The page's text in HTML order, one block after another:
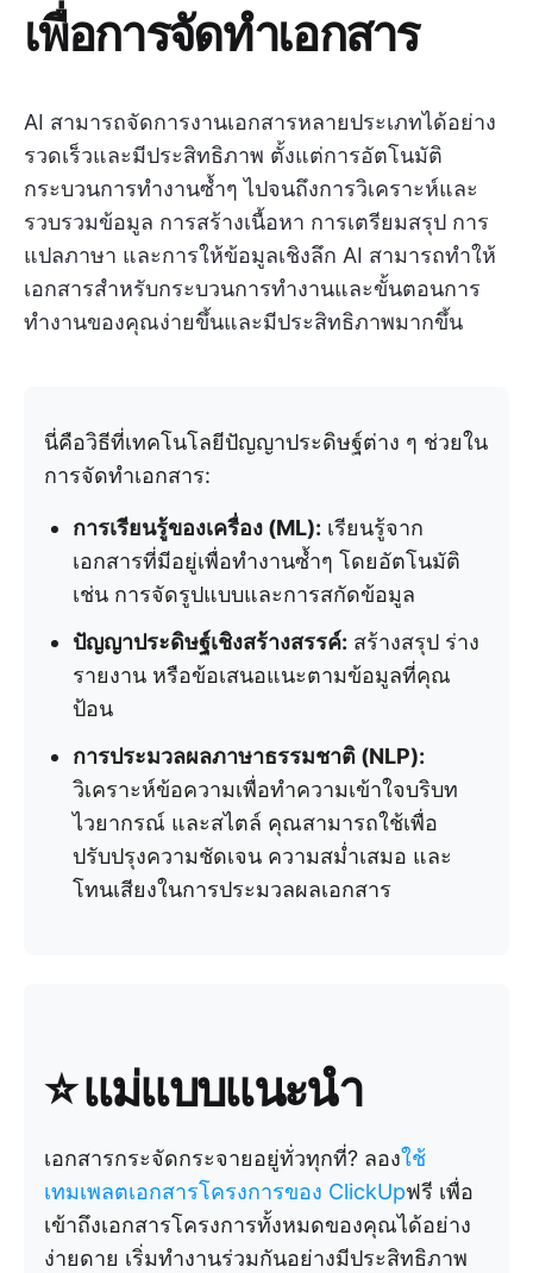
เพื่อการจัดทำเอกสาร
AI สามารถจัดการงานเอกสารหลายประเภทได้อย่าง
รวดเร็วและมีประสิทธิภาพ ตั้งแต่การอัตโนมัติ
กระบวนการทำงานซ้ำๆ ไปจนถึงการวิเคราะห์และ
รวบรวมข้อมูล การสร้างเนื้อหา การเตรียมสรุป การ
แปลภาษา และการให้ข้อมูลเชิงลึก AI สามารถทำให้
เอกสารสำหรับกระบวนการทำงานและขั้นตอนการ
ทำงานของคุณง่ายขึ้นและมีประสิทธิภาพมากขึ้น
นี่คือวิธีที่เทคโนโลยีปัญญาประดิษฐ์ต่าง ๆ ช่วยใน
การจัดทำเอกสาร:
การเรียนรู้ของเครื่อง (ML): เรียนรู้จาก
เอกสารที่มีอยู่เพื่อทำงานซ้ำๆ โดยอัตโนมัติ
เช่น การจัดรูปแบบและการสกัดข้อมูล
ปัญญาประดิษฐ์เชิงสร้างสรรค์: สร้างสรุป ร่าง
รายงาน หรือข้อเสนอแนะตามข้อมูลที่คุณ
ป้อน
การประมวลผลภาษาธรรมชาติ (NLP):
วิเคราะห์ข้อความเพื่อทำความเข้าใจบริบท
ไวยากรณ์ และสไตล์ คุณสามารถใช้เพื่อ
ปรับปรุงความชัดเจน ความสม่ำเสมอ และ
โทนเสียงในการประมวลผลเอกสาร
⭐ แม่แบบแนะนำ
เอกสารกระจัดกระจายอยู่ทั่วทุกที่? ลองใช้
เทมเพลตเอกสารโครงการของ ClickUpฟรี เพื่อ
เข้าถึงเอกสารโครงการทั้งหมดของคุณได้อย่าง
ง่ายดาย เริ่มทำงานร่วมกันอย่างมีประสิทธิภาพ